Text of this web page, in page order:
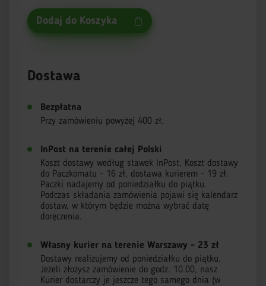
Dodaj do Koszyka
Dostawa
Bezpłatna
Przy zamówieniu powyżej 400 zł.
InPost na terenie całej Polski
Koszt dostawy według stawek InPost. Koszt dostawy
do Paczkomatu - 16 zł, dostawa kurierem - 19 zł.
Paczki nadajemy od poniedziałku do piątku.
Podczas składania zamówienia pojawi się kalendarz
dostaw, w którym będzie można wybrać datę
doręczenia.
Własny kurier na terenie Warszawy - 23 zł
Dostawy realizujemy od poniedziałku do piątku.
Jeżeli złożysz zamówienie do godz. 10.00, nasz
Kurier dostarczy je jeszcze tego samego dnia (w